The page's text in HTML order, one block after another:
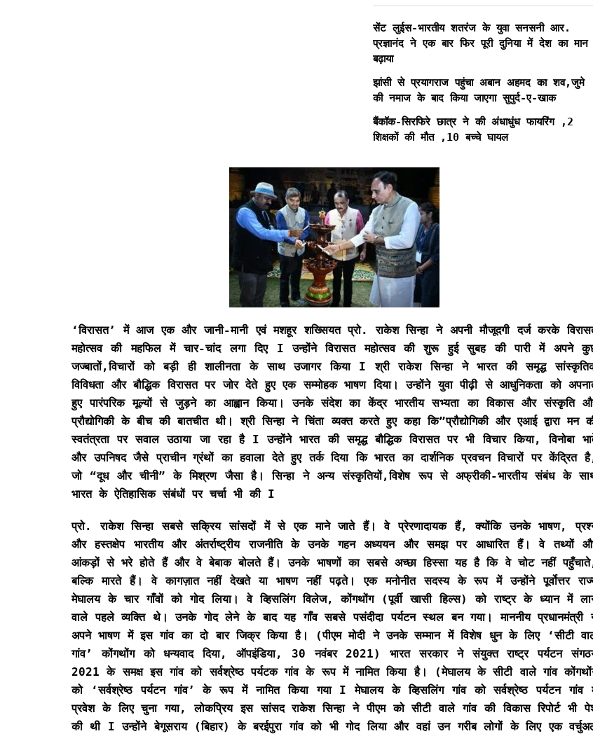
सेंट लुईस-भारतीय शतरंज के युवा सनसनी आर.
प्रज्ञानंद ने एक बार फिर पूरी दुनिया में देश का मान
बढ़ाया
झांसी से प्रयागराज पहुंचा अबान अहमद का शव,जुमे
की नमाज के बाद किया जाएगा सुपुर्द-ए-खाक
बैंकॉक-सिरफिरे छात्र ने की अंधाधुंध फायरिंग ,2
शिक्षकों की मौत ,10 बच्चे घायल
‘विरासत’ में आज एक और जानी-मानी एवं मशहूर शख्सियत प्रो. राकेश सिन्हा ने अपनी मौजूदगी दर्ज करके
महोत्सव की महफिल में चार-चांद लगा दिए I उन्होंने विरासत महोत्सव की शुरू हुई सुबह की पारी में अपने
जज्बातों,विचारों को बड़ी ही शालीनता के साथ उजागर किया I श्री राकेश सिन्हा ने भारत की समृद्ध
विविधता और बौद्धिक विरासत पर जोर देते हुए एक सम्मोहक भाषण दिया। उन्होंने युवा पीढ़ी से आधुनिकता को
हुए पारंपरिक मूल्यों से जुड़ने का आह्वान किया। उनके संदेश का केंद्र भारतीय सभ्यता का विकास और संस्कृति
प्रौद्योगिकी के बीच की बातचीत थी। श्री सिन्हा ने चिंता व्यक्त करते हुए कहा कि”प्रौद्योगिकी और एआई द्वारा मन
स्वतंत्रता पर सवाल उठाया जा रहा है I उन्होंने भारत की समृद्ध बौद्धिक विरासत पर भी विचार किया, विनोबा
और उपनिषद जैसे प्राचीन ग्रंथों का हवाला देते हुए तर्क दिया कि भारत का दार्शनिक प्रवचन विचारों पर केंद्रित
जो “दूध और चीनी” के मिश्रण जैसा है। सिन्हा ने अन्य संस्कृतियों,विशेष रूप से अफ्रीकी-भारतीय संबंध के
भारत के ऐतिहासिक संबंधों पर चर्चा भी की I
प्रो. राकेश सिन्हा सबसे सक्रिय सांसदों में से एक माने जाते हैं। वे प्रेरणादायक हैं, क्योंकि उनके भाषण,
और हस्तक्षेप भारतीय और अंतर्राष्ट्रीय राजनीति के उनके गहन अध्ययन और समझ पर आधारित हैं। वे तथ्यों
आंकड़ों से भरे होते हैं और वे बेबाक बोलते हैं। उनके भाषणों का सबसे अच्छा हिस्सा यह है कि वे चोट नहीं
बल्कि मारते हैं। वे कागज़ात नहीं देखते या भाषण नहीं पढ़ते। एक मनोनीत सदस्य के रूप में उन्होंने पूर्वोत्तर
मेघालय के चार गाँवों को गोद लिया। वे व्हिसलिंग विलेज, कोंगथोंग (पूर्वी खासी हिल्स) को राष्ट्र के ध्यान में
वाले पहले व्यक्ति थे। उनके गोद लेने के बाद यह गाँव सबसे पसंदीदा पर्यटन स्थल बन गया। माननीय प्रधानमंत्री
अपने भाषण में इस गांव का दो बार जिक्र किया है। (पीएम मोदी ने उनके सम्मान में विशेष धुन के लिए ‘सीटी
गांव’ कोंगथोंग को धन्यवाद दिया, ऑपइंडिया, 30 नवंबर 2021) भारत सरकार ने संयुक्त राष्ट्र पर्यटन
2021 के समक्ष इस गांव को सर्वश्रेष्ठ पर्यटक गांव के रूप में नामित किया है। (मेघालय के सीटी वाले गांव
को ‘सर्वश्रेष्ठ पर्यटन गांव’ के रूप में नामित किया गया I मेघालय के व्हिसलिंग गांव को सर्वश्रेष्ठ पर्यटन गांव
प्रवेश के लिए चुना गया, लोकप्रिय इस सांसद राकेश सिन्हा ने पीएम को सीटी वाले गांव की विकास रिपोर्ट भी
की थी I उन्होंने बेगूसराय (बिहार) के बरईपुरा गांव को भी गोद लिया और वहां उन गरीब लोगों के लिए एक